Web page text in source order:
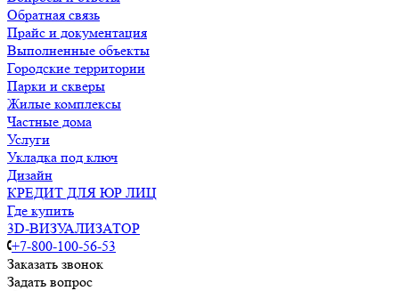
Обратная связь
Прайс и документация
Выполненные объекты
Городские территории
Парки и скверы
Жилые комплексы
Частные дома
Услуги
Укладка под ключ
Дизайн
КРЕДИТ ДЛЯ ЮР ЛИЦ
Где купить
3D-ВИЗУАЛИЗАТОР
+7-800-100-56-53
Заказать звонок
Задать вопрос